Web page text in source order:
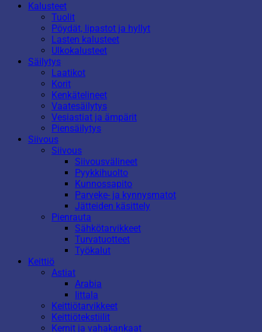
Kalusteet
Tuolit
Pöydät, lipastot ja hyllyt
Lasten kalusteet
Ulkokalusteet
Säilytys
Laatikot
Korit
Kenkätelineet
Vaatesäilytys
Vesiastiat ja ämpärit
Piensäilytys
Siivous
Siivous
Siivousvälineet
Pyykkihuolto
Kunnossapito
Parveke- ja kynnysmatot
Jätteiden käsittely
Pienrauta
Sähkötarvikkeet
Turvatuotteet
Työkalut
Keittiö
Astiat
Arabia
Iittala
Keittiötarvikkeet
Keittiötekstiilit
Kernit ja vahakankaat